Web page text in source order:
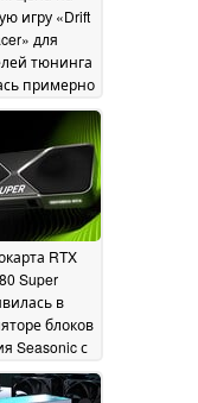
игру «Drift
для
тюнинга
примерно
09 July
RTX
Super
в
блоков
Seasonic с
высоким